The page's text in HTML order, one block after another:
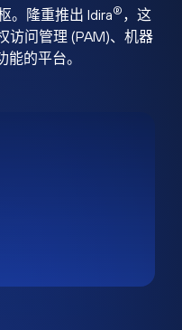
。隆重推出 Idira® ，这
访问管理 (PAM)、机器
能的平台。